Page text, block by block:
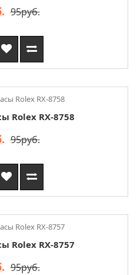
95руб.
Rolex RX-8758
95руб.
Rolex RX-8757
95руб.